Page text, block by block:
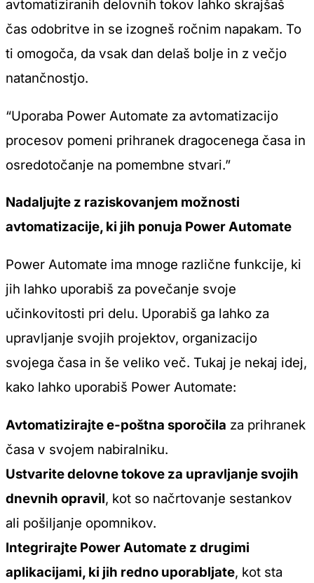
avtomatiziranih delovnih tokov lahko skrajšaš
čas odobritve in se izogneš ročnim napakam. To
ti omogoča, da vsak dan delaš bolje in z večjo
natančnostjo.
“Uporaba Power Automate za avtomatizacijo
procesov pomeni prihranek dragocenega časa in
osredotočanje na pomembne stvari.”
Nadaljujte z raziskovanjem možnosti
avtomatizacije, ki jih ponuja Power Automate
Power Automate ima mnoge različne funkcije, ki
jih lahko uporabiš za povečanje svoje
učinkovitosti pri delu. Uporabiš ga lahko za
upravljanje svojih projektov, organizacijo
svojega časa in še veliko več. Tukaj je nekaj idej,
kako lahko uporabiš Power Automate:
Avtomatizirajte e-poštna sporočila za prihranek
časa v svojem nabiralniku.
Ustvarite delovne tokove za upravljanje svojih
dnevnih opravil, kot so načrtovanje sestankov
ali pošiljanje opomnikov.
Integrirajte Power Automate z drugimi
aplikacijami, ki jih redno uporabljate, kot sta